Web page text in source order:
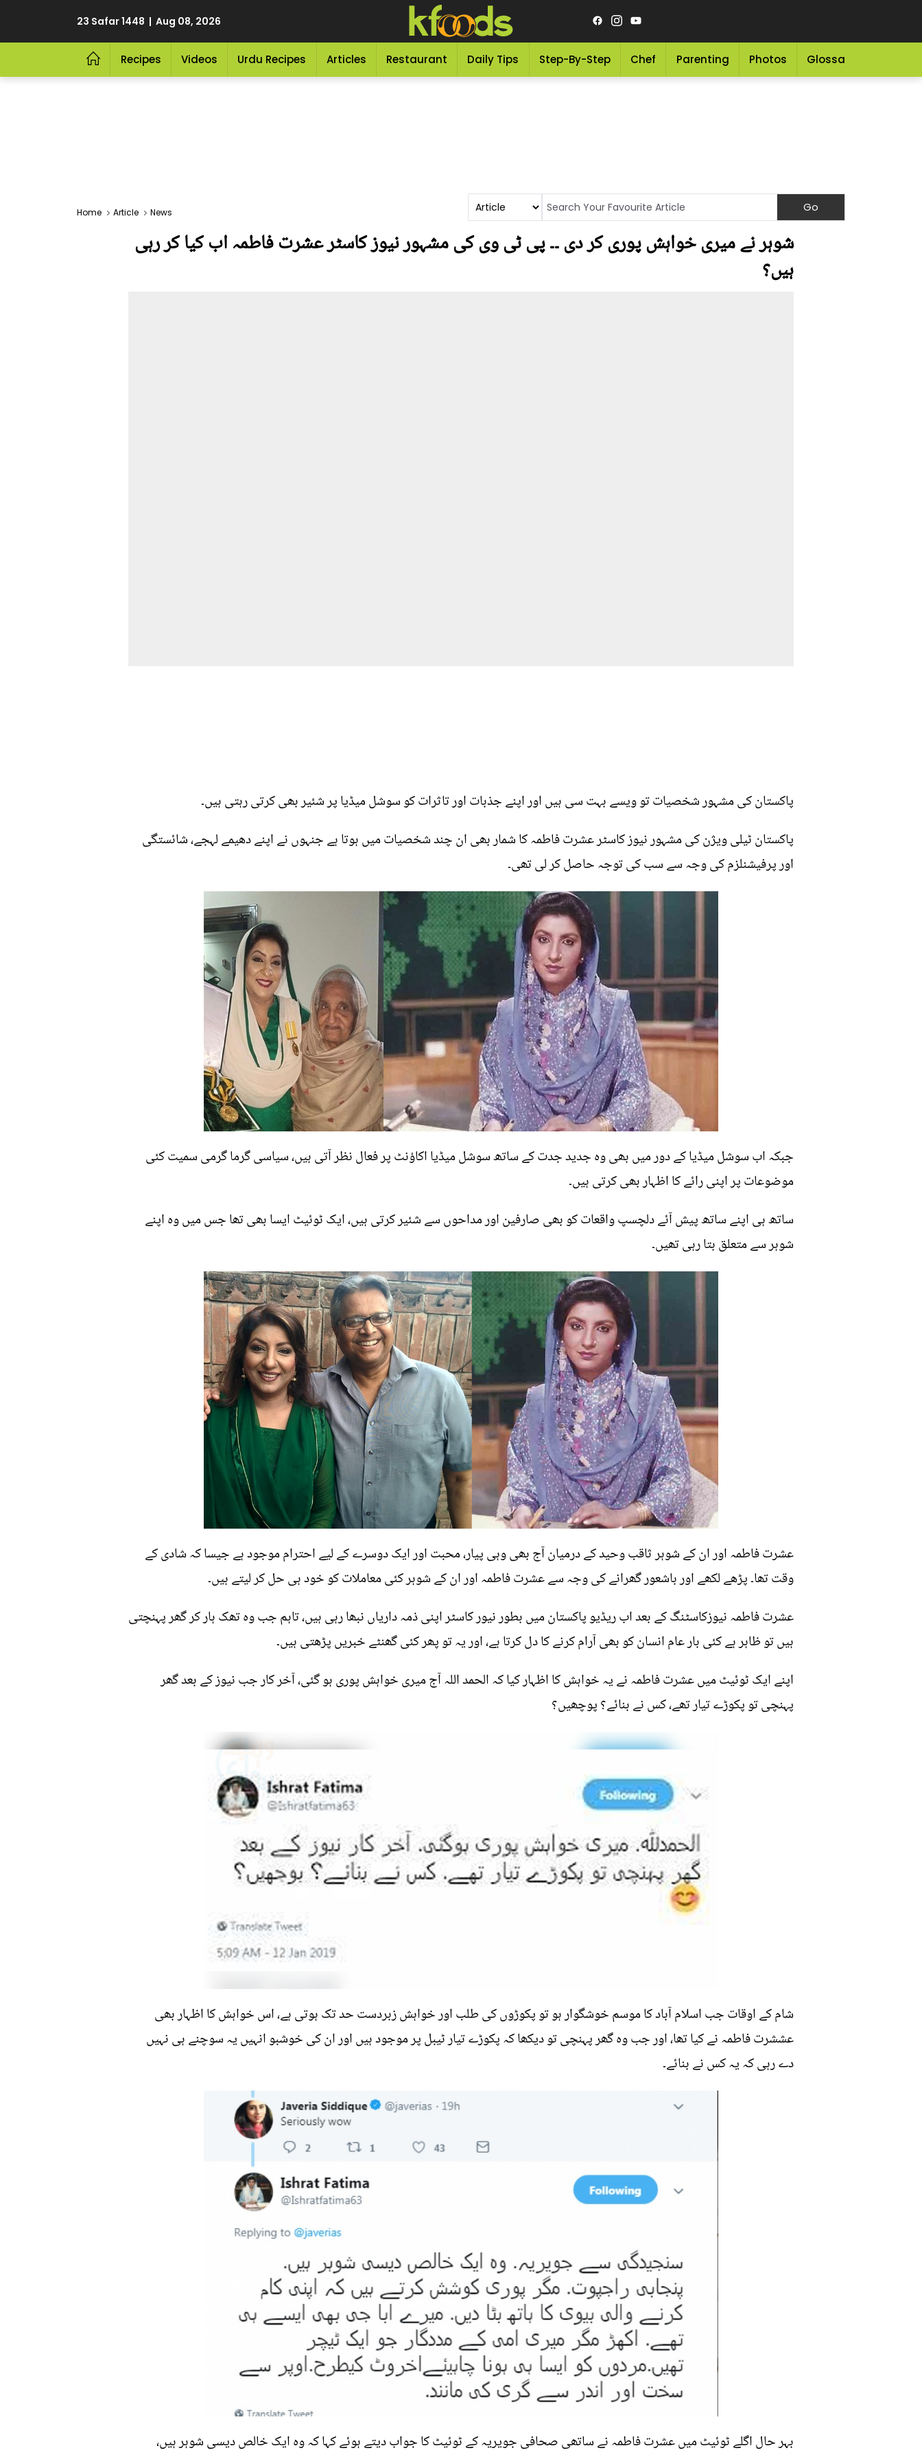
23 Safar 1448 | Aug 08, 2026
Recipes Videos Urdu Recipes Articles Restaurant Daily Tips Step-By-Step Chef Parenting Photos Glossary
Home Article News
شوہر نے میری خواہش پوری کر دی ۔۔ پی ٹی وی کی مشہور نیوز کاسٹر عشرت فاطمہ اب کیا کر رہی
ہیں؟
پاکستان کی مشہور شخصیات تو ویسے بہت سی ہیں اور اپنے جذبات اور تاثرات کو سوشل میڈیا پر شئیر بھی کرتی رہتی ہیں۔
پاکستان ٹیلی ویژن کی مشہور نیوز کاسٹر عشرت فاطمہ کا شمار بھی ان چند شخصیات میں ہوتا ہے جنہوں نے اپنے دھیمے لہجے، شائستگی
اور پرفیشنلزم کی وجہ سے سب کی توجہ حاصل کر لی تھی۔
جبکہ اب سوشل میڈیا کے دور میں بھی وہ جدید جدت کے ساتھ سوشل میڈیا اکاؤنٹ پر فعال نظر آتی ہیں، سیاسی گرما گرمی سمیت کئی
موضوعات پر اپنی رائے کا اظہار بھی کرتی ہیں۔
ساتھ ہی اپنے ساتھ پیش آئے دلچسپ واقعات کو بھی صارفین اور مداحوں سے شئیر کرتی ہیں، ایک ٹوئیٹ ایسا بھی تھا جس میں وہ اپنے
شوہر سے متعلق بتا رہی تھیں۔
عشرت فاطمہ اور ان کے شوہر ثاقب وحید کے درمیان آج بھی وہی پیار، محبت اور ایک دوسرے کے لیے احترام موجود ہے جیسا کہ شادی کے
وقت تھا۔ پڑھے لکھے اور باشعور گھرانے کی وجہ سے عشرت فاطمہ اور ان کے شوہر کئی معاملات کو خود ہی حل کر لیتے ہیں۔
عشرت فاطمہ نیوزکاسٹنگ کے بعد اب ریڈیو پاکستان میں بطور نیور کاسٹر اپنی ذمہ داریاں نبھا رہی ہیں، تاہم جب وہ تھک ہار کر گھر پہنچتی
ہیں تو ظاہر ہے کئی بار عام انسان کو بھی آرام کرنے کا دل کرتا ہے، اور یہ تو پھر کئی گھنٹے خبریں پڑھتی ہیں۔
اپنے ایک ٹوئیٹ میں عشرت فاطمہ نے یہ خواہش کا اظہار کیا کہ الحمد اللہ آج میری خواہش پوری ہو گئی، آخر کار جب نیوز کے بعد گھر
پہنچی تو پکوڑے تیار تھے، کس نے بنائے؟ پوچھیں؟
شام کے اوقات جب اسلام آباد کا موسم خوشگوار ہو تو پکوڑوں کی طلب اور خواہش زبردست حد تک ہوتی ہے، اس خواہش کا اظہار بھی
عششرت فاطمہ نے کیا تھا، اور جب وہ گھر پہنچی تو دیکھا کہ پکوڑے تیار ٹیبل پر موجود ہیں اور ان کی خوشبو انہیں یہ سوچنے ہی نہیں
دے رہی کہ یہ کس نے بنائے۔
بہر حال اگلے ٹوئیٹ میں عشرت فاطمہ نے ساتھی صحافی جویریہ کے ٹوئیٹ کا جواب دیتے ہوئے کہا کہ وہ ایک خالص دیسی شوہر ہیں،